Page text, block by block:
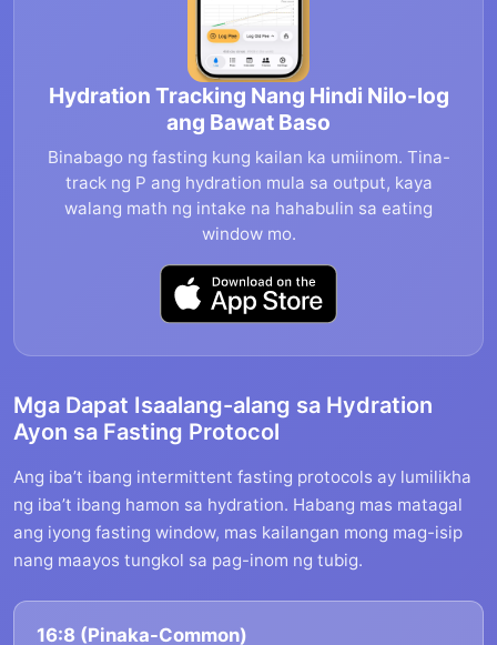
Hydration Tracking Nang Hindi Nilo-log
ang Bawat Baso
Binabago ng fasting kung kailan ka umiinom. Tina-
track ng P ang hydration mula sa output, kaya
walang math ng intake na hahabulin sa eating
window mo.
Mga Dapat Isaalang-alang sa Hydration
Ayon sa Fasting Protocol
Ang iba’t ibang intermittent fasting protocols ay lumilikha
ng iba’t ibang hamon sa hydration. Habang mas matagal
ang iyong fasting window, mas kailangan mong mag-isip
nang maayos tungkol sa pag-inom ng tubig.
16:8 (Pinaka-Common)